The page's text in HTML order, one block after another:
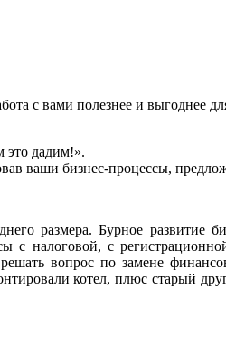
с вами полезнее и выгоднее
дадим!».
ваши бизнес-процессы,
размера. Бурное развитие
с налоговой, с
вопрос по замене
котел, плюс старый